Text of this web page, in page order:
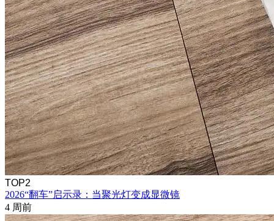
TOP2
2026“翻车”启示录：当聚光灯变成显微镜
4 周前